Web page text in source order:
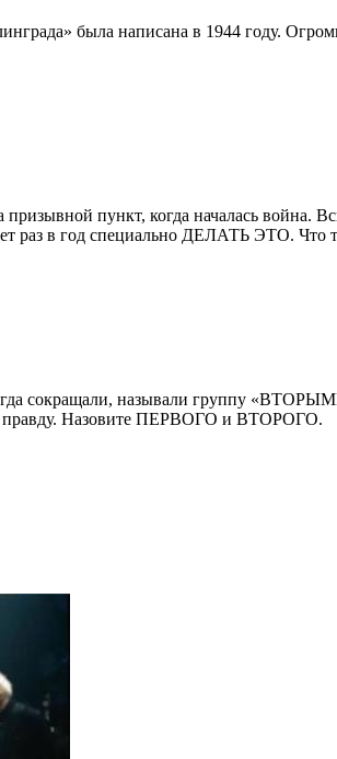
была написана в 1944 году.
пункт, когда началась война.
раз в год специально ДЕЛАТЬ ЭТО.
сокращали, называли группу
правду. Назовите ПЕРВОГО и ВТОРОГО.